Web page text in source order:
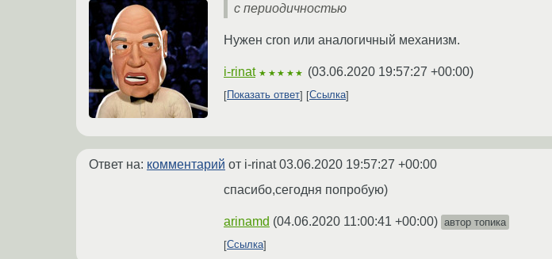
с периодичностью
Нужен cron или аналогичный механизм.
i-rinat ★★★★★ (03.06.2020 19:57:27 +00:00)
Показать ответ Ссылка
Ответ на: комментарий от i-rinat03.06.2020 19:57:27 +00:00
спасибо,сегодня попробую)
arinamd (04.06.2020 11:00:41 +00:00) автор топика
Ссылка